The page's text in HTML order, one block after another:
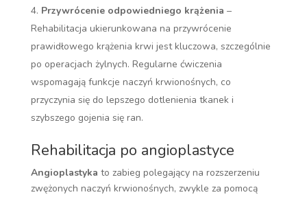
Przywrócenie odpowiedniego krążenia –
Rehabilitacja ukierunkowana na przywrócenie
prawidłowego krążenia krwi jest kluczowa, szczególnie
po operacjach żylnych. Regularne ćwiczenia
wspomagają funkcje naczyń krwionośnych, co
przyczynia się do lepszego dotlenienia tkanek i
szybszego gojenia się ran.
Rehabilitacja po angioplastyce
Angioplastyka to zabieg polegający na rozszerzeniu
zwężonych naczyń krwionośnych, zwykle za pomocą